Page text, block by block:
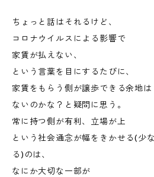
ちょっと話はそれるけど、
コロナウイルスによる影響で
家賃が払えない、
という言葉を目にするたびに、
家賃をもらう側が譲歩できる余地は
ないのかな？と疑問に思う。
常に持つ側が有利、立場が上
という社会通念が幅をきかせる(少
る)のは、
なにか大切な一部が